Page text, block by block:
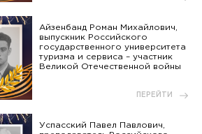
Айзенбанд Роман Михайлович,
выпускник Российского
государственного университета
туризма и сервиса – участник
Великой Отечественной войны
ПЕРЕЙТИ
Успасский Павел Павлович,